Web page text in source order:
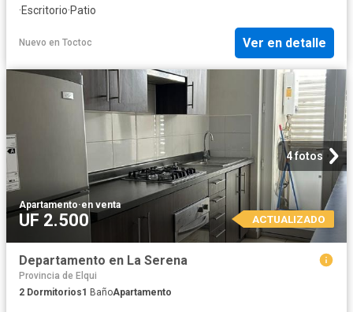
·Escritorio·Patio
Nuevo en Toctoc Ver en detalle
4 fotos
Apartamento·en venta
UF 2.500 ACTUALIZADO
Departamento en La Serena
Provincia de Elqui
2 Dormitorios1 BañoApartamento